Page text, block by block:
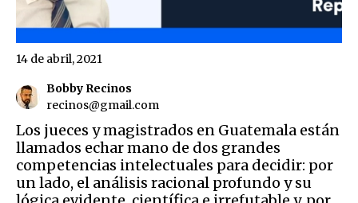
Bobby Recinos
recinos@gmail.com
14 de abril, 2021
Los jueces y magistrados en Guatemala están
llamados echar mano de dos grandes
competencias intelectuales para decidir: por
un lado, el análisis racional profundo y su